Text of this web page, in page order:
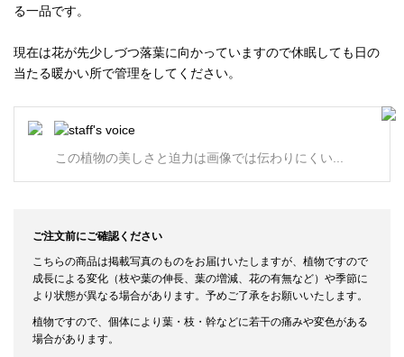
る一品です。
現在は花が先少しづつ落葉に向かっていますので休眠しても日の
当たる暖かい所で管理をしてください。
この植物の美しさと迫力は画像では伝わりにくい...
ご注文前にご確認ください
こちらの商品は掲載写真のものをお届けいたしますが、植物ですので
成長による変化（枝や葉の伸長、葉の増減、花の有無など）や季節に
より状態が異なる場合があります。予めご了承をお願いいたします。
植物ですので、個体により葉・枝・幹などに若干の痛みや変色がある
場合があります。